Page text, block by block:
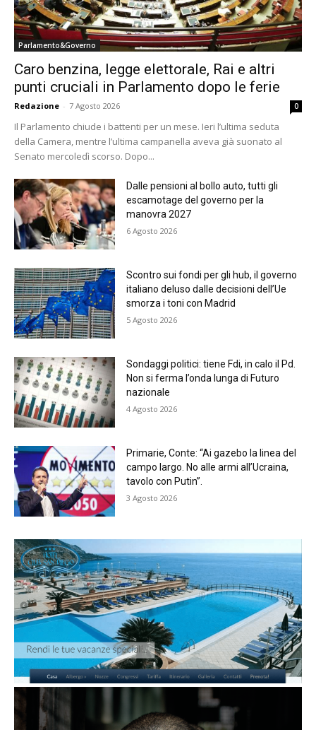
Parlamento&Governo
Caro benzina, legge elettorale, Rai e altri
punti cruciali in Parlamento dopo le ferie
Redazione - 7 Agosto 2026 0
Il Parlamento chiude i battenti per un mese. Ieri l’ultima seduta
della Camera, mentre l’ultima campanella aveva già suonato al
Senato mercoledì scorso. Dopo...
Dalle pensioni al bollo auto, tutti gli
escamotage del governo per la
manovra 2027
6 Agosto 2026
Scontro sui fondi per gli hub, il governo
italiano deluso dalle decisioni dell’Ue
smorza i toni con Madrid
5 Agosto 2026
Sondaggi politici: tiene Fdi, in calo il Pd.
Non si ferma l’onda lunga di Futuro
nazionale
4 Agosto 2026
Primarie, Conte: “Ai gazebo la linea del
campo largo. No alle armi all’Ucraina,
tavolo con Putin”.
3 Agosto 2026